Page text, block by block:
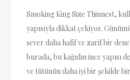
Smoking King Size Thinnest,
yapısıyla dikkat çekiyor.
sever daha hafif ve zarif bir
burada, bu kağıdın ince yapısı
ve tütünün daha iyi bir şekilde